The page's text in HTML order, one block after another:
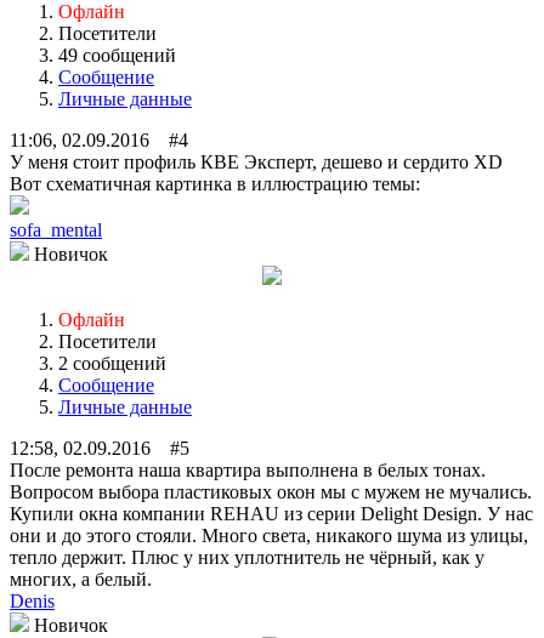
Офлайн
Посетители
49 сообщений
Сообщение
Личные данные
11:06, 02.09.2016 #4
У меня стоит профиль КВЕ Эксперт, дешево и сердито XD
Вот схематичная картинка в иллюстрацию темы:
sofa_mental
Новичок
Офлайн
Посетители
2 сообщений
Сообщение
Личные данные
12:58, 02.09.2016 #5
После ремонта наша квартира выполнена в белых тонах.
Вопросом выбора пластиковых окон мы с мужем не мучались.
Купили окна компании REHAU из серии Delight Design. У нас
они и до этого стояли. Много света, никакого шума из улицы,
тепло держит. Плюс у них уплотнитель не чёрный, как у
многих, а белый.
Denis
Новичок